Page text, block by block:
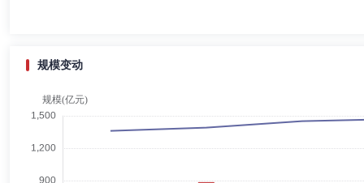
杨晔女士：独立董事，博士研究生。2005年9月起任职于上海财经大学
规模变动